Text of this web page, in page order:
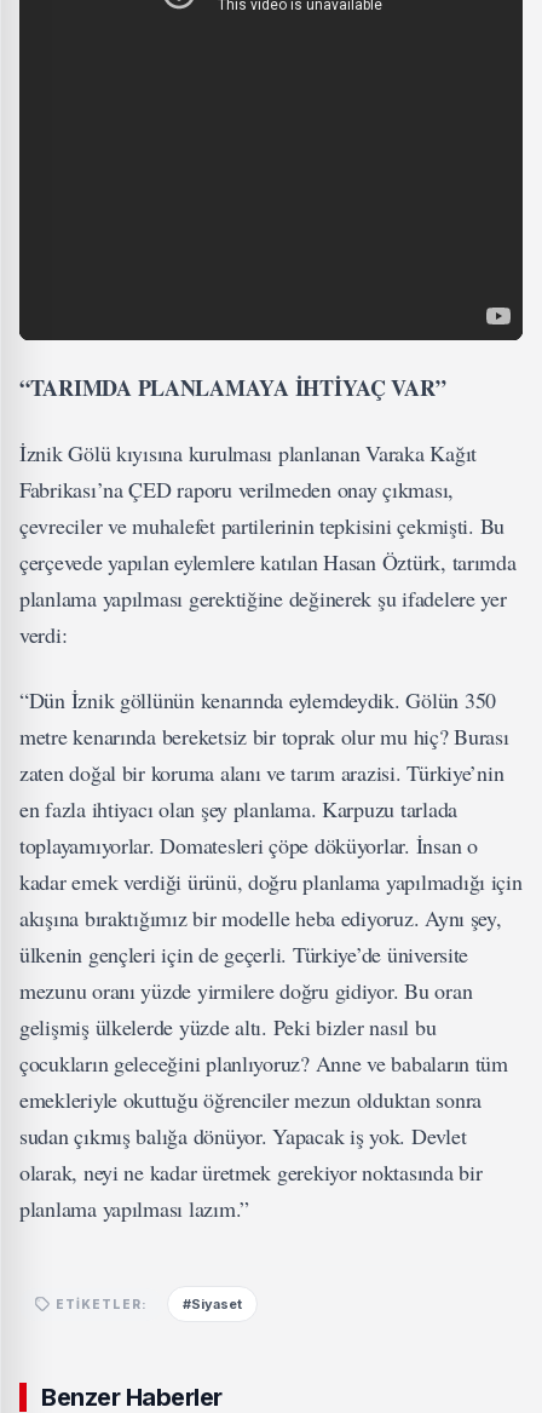
“TARIMDA PLANLAMAYA İHTİYAÇ VAR”
İznik Gölü kıyısına kurulması planlanan Varaka Kağıt
Fabrikası’na ÇED raporu verilmeden onay çıkması,
çevreciler ve muhalefet partilerinin tepkisini çekmişti. Bu
çerçevede yapılan eylemlere katılan Hasan Öztürk, tarımda
planlama yapılması gerektiğine değinerek şu ifadelere yer
verdi:
“Dün İznik göllünün kenarında eylemdeydik. Gölün 350
metre kenarında bereketsiz bir toprak olur mu hiç? Burası
zaten doğal bir koruma alanı ve tarım arazisi. Türkiye’nin
en fazla ihtiyacı olan şey planlama. Karpuzu tarlada
toplayamıyorlar. Domatesleri çöpe döküyorlar. İnsan o
kadar emek verdiği ürünü, doğru planlama yapılmadığı için
akışına bıraktığımız bir modelle heba ediyoruz. Aynı şey,
ülkenin gençleri için de geçerli. Türkiye’de üniversite
mezunu oranı yüzde yirmilere doğru gidiyor. Bu oran
gelişmiş ülkelerde yüzde altı. Peki bizler nasıl bu
çocukların geleceğini planlıyoruz? Anne ve babaların tüm
emekleriyle okuttuğu öğrenciler mezun olduktan sonra
sudan çıkmış balığa dönüyor. Yapacak iş yok. Devlet
olarak, neyi ne kadar üretmek gerekiyor noktasında bir
planlama yapılması lazım.”
ETIKETLER: #Siyaset
Benzer Haberler